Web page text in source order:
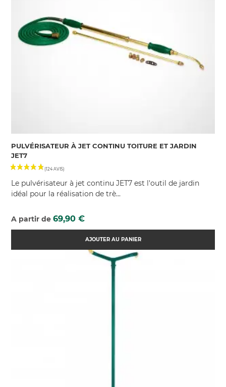
PULVÉRISATEUR À JET CONTINU TOITURE ET JARDIN
JET7
Le pulvérisateur à jet continu JET7 est l'outil de jardin
idéal pour la réalisation de trè...
Prix
A partir de69,90 €
AJOUTER AU PANIER